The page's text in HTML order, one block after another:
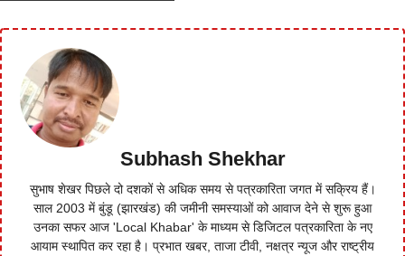
Subhash Shekhar
सुभाष शेखर पिछले दो दशकों से अधिक समय से पत्रकारिता जगत में सक्रिय हैं।
साल 2003 में बुंडू (झारखंड) की जमीनी समस्याओं को आवाज देने से शुरू हुआ
उनका सफर आज 'Local Khabar' के माध्यम से डिजिटल पत्रकारिता के नए
आयाम स्थापित कर रहा है। प्रभात खबर, ताजा टीवी, नक्षत्र न्यूज और राष्ट्रीय